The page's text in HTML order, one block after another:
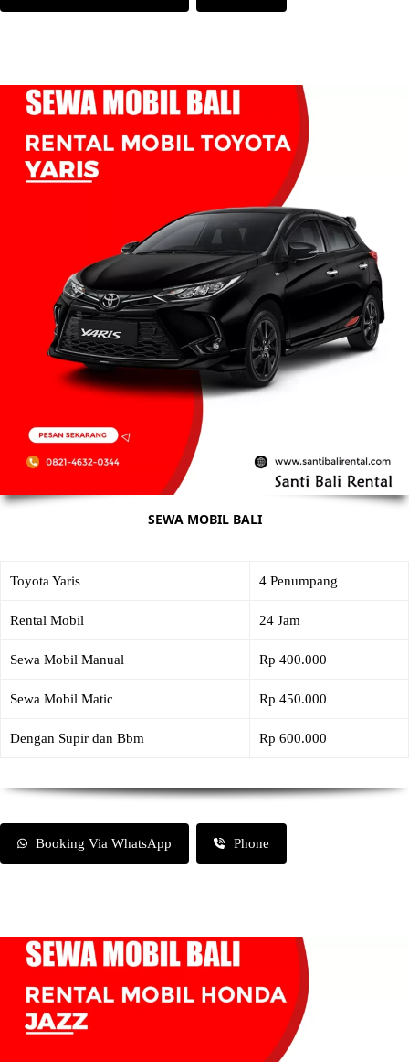
SEWA MOBIL BALI
Toyota Yaris 4 Penumpang
Rental Mobil 24 Jam
Sewa Mobil Manual Rp 400.000
Sewa Mobil Matic Rp 450.000
Dengan Supir dan Bbm Rp 600.000
Booking Via WhatsApp Phone